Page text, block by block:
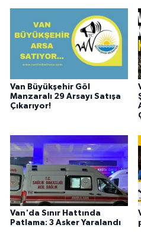
Van Büyükşehir Göl
Manzaralı 29 Arsayı Satışa
Çıkarıyor!
Van'da Sınır Hattında
Patlama: 3 Asker Yaralandı